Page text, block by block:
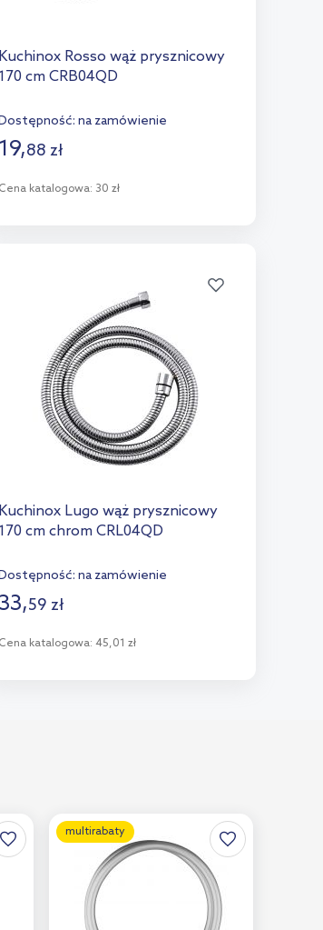
Kuchinox Rosso wąż prysznicowy
170 cm CRB04QD
na zamówienie
19,88 zł
Cena katalogowa: 30 zł
Kuchinox Lugo wąż prysznicowy
170 cm chrom CRL04QD
na zamówienie
33,59 zł
Cena katalogowa: 45,01 zł
multirabaty